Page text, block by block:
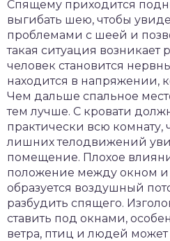
Спящему приходится
выгибать шею, чтобы
проблемами с шеей и
такая ситуация возникает
человек становится
находится в напряжении,
Чем дальше спальное
тем лучше. С кровати
практически всю комнату,
лишних телодвижений
помещение. Плохое
положение между окном
образуется воздушный
разбудить спящего.
ставить под окнами,
ветра, птиц и людей